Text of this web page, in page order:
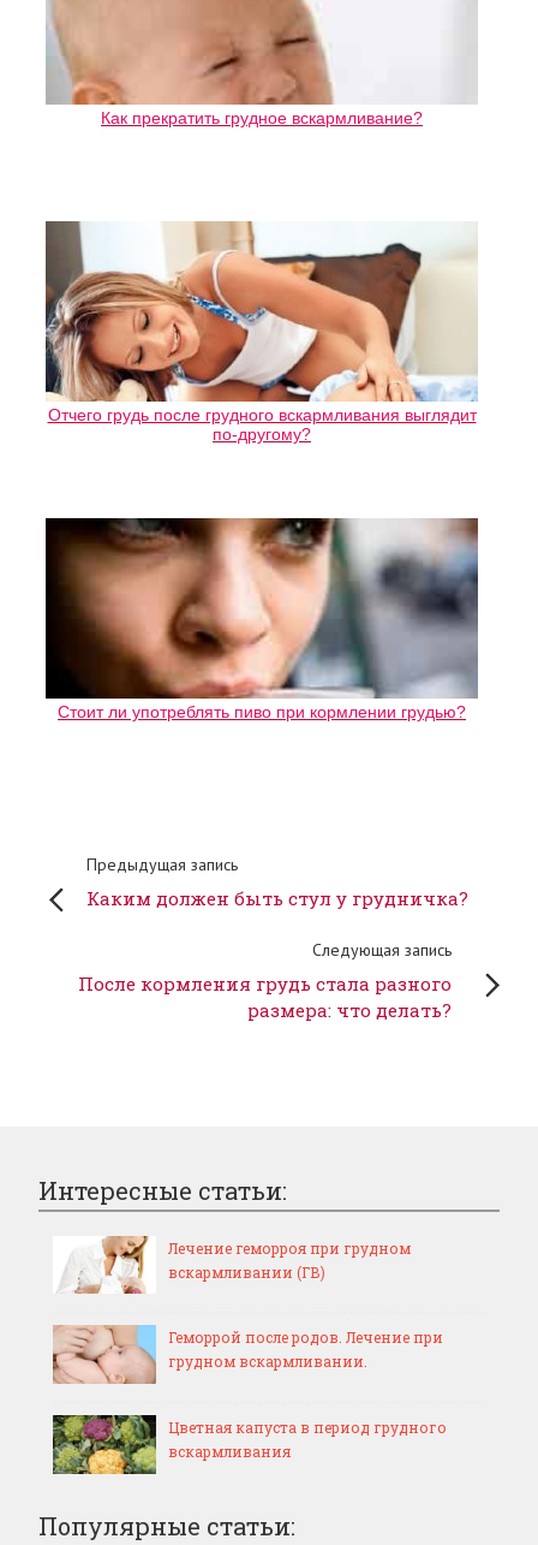
Как прекратить грудное вскармливание?
Отчего грудь после грудного вскармливания выглядит
по-другому?
Стоит ли употреблять пиво при кормлении грудью?
Предыдущая запись
Каким должен быть стул у грудничка?
Следующая запись
После кормления грудь стала разного
размера: что делать?
Интересные статьи:
Лечение геморроя при грудном
вскармливании (ГВ)
Геморрой после родов. Лечение при
грудном вскармливании.
Цветная капуста в период грудного
вскармливания
Популярные статьи: